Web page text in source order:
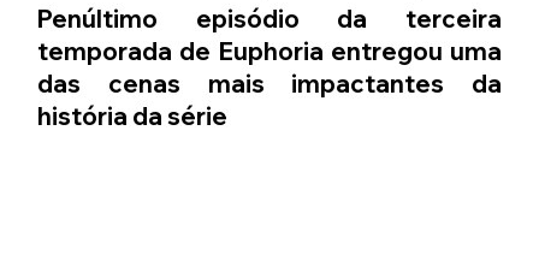
Penúltimo episódio da terceira
temporada de Euphoria entregou uma
das cenas mais impactantes da
história da série